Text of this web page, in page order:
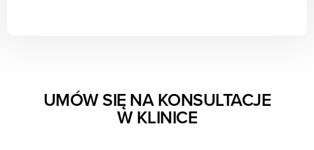
UMÓW SIĘ NA KONSULTACJE
W KLINICE